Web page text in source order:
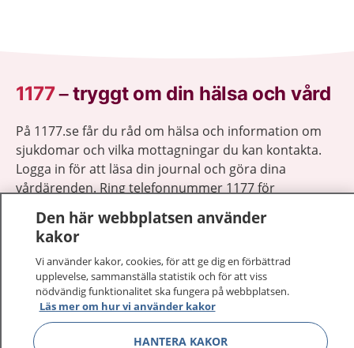
1177–tryggt om din hälsa och vård
På 1177.se får du råd om hälsa och information om
sjukdomar och vilka mottagningar du kan kontakta.
Logga in för att läsa din journal och göra dina
vårdärenden. Ring telefonnummer 1177 för
1177 ger dig råd när du vill må bättre.
1177 på flera språk Visa
Den här webbplatsen använder
kakor
Vi använder kakor, cookies, för att ge dig en förbättrad
upplevelse, sammanställa statistik och för att viss
nödvändig funktionalitet ska fungera på webbplatsen.
Läs mer om hur vi använder kakor
HANTERA KAKOR